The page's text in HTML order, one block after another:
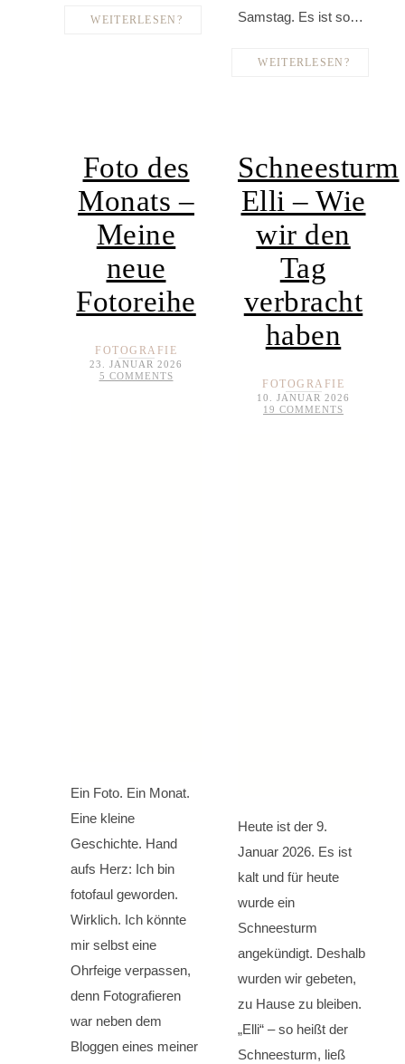
WEITERLESEN?
Samstag. Es ist so…
WEITERLESEN?
Foto des
Monats –
Meine
neue
Fotoreihe
FOTOGRAFIE
23. JANUAR 2026
5 COMMENTS
Ein Foto. Ein Monat.
Eine kleine
Geschichte. Hand
aufs Herz: Ich bin
fotofaul geworden.
Wirklich. Ich könnte
mir selbst eine
Ohrfeige verpassen,
denn Fotografieren
war neben dem
Bloggen eines meiner
Schneesturm
Elli – Wie
wir den
Tag
verbracht
haben
FOTOGRAFIE
10. JANUAR 2026
19 COMMENTS
Heute ist der 9.
Januar 2026. Es ist
kalt und für heute
wurde ein
Schneesturm
angekündigt. Deshalb
wurden wir gebeten,
zu Hause zu bleiben.
„Elli“ – so heißt der
Schneesturm, ließ